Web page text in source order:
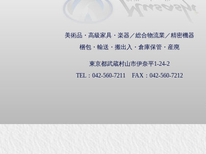
美術品・高級家具・楽器／総合物流業／精密機器
梱包・輸送・搬出入・倉庫保管・産廃
東京都武蔵村山市伊奈平1-24-2
TEL： 042-560-7211 FAX： 042-560-7212